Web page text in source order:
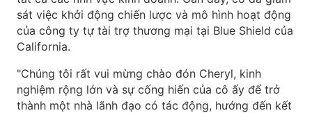
sát việc khởi động chiến lược và mô hình hoạt động
của công ty tự tài trợ thương mại tại Blue Shield của
California.
"Chúng tôi rất vui mừng chào đón Cheryl, kinh
nghiệm rộng lớn và sự cống hiến của cô ấy để trở
thành một nhà lãnh đạo có tác động, hướng đến kết